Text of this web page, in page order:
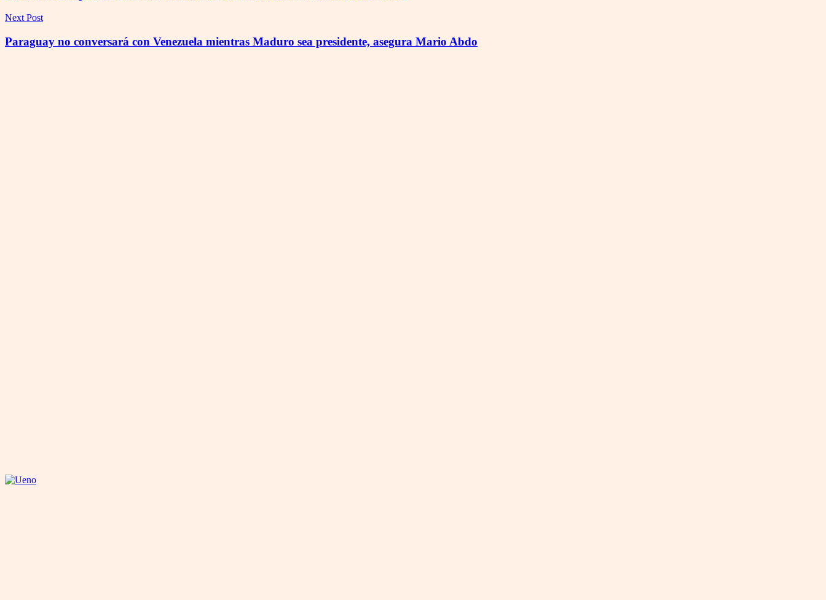
Next Post
Paraguay no conversará con Venezuela mientras Maduro sea presidente, asegura Mario Abdo